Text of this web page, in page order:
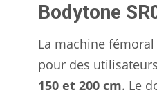
Bodytone
La machine fémoral
pour des
150 et 200 cm. Le